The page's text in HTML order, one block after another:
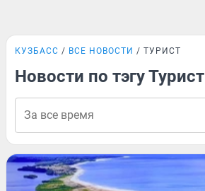
КУЗБАСС ВСЕ НОВОСТИ ТУРИСТ
Новости по тэгу Турист